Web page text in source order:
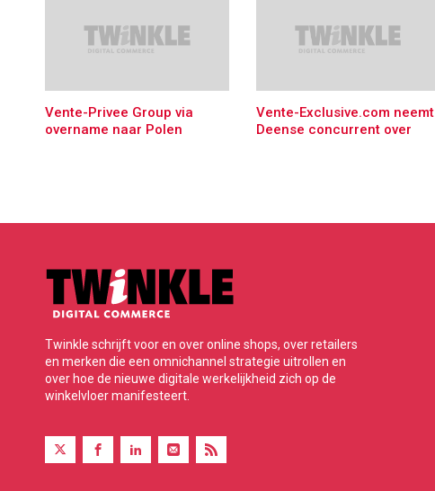
Vente-Privee Group via
overname naar Polen
Vente-Exclusive.com neemt
Deense concurrent over
Twinkle schrijft voor en over online shops, over retailers
en merken die een omnichannel strategie uitrollen en
over hoe de nieuwe digitale werkelijkheid zich op de
winkelvloer manifesteert.